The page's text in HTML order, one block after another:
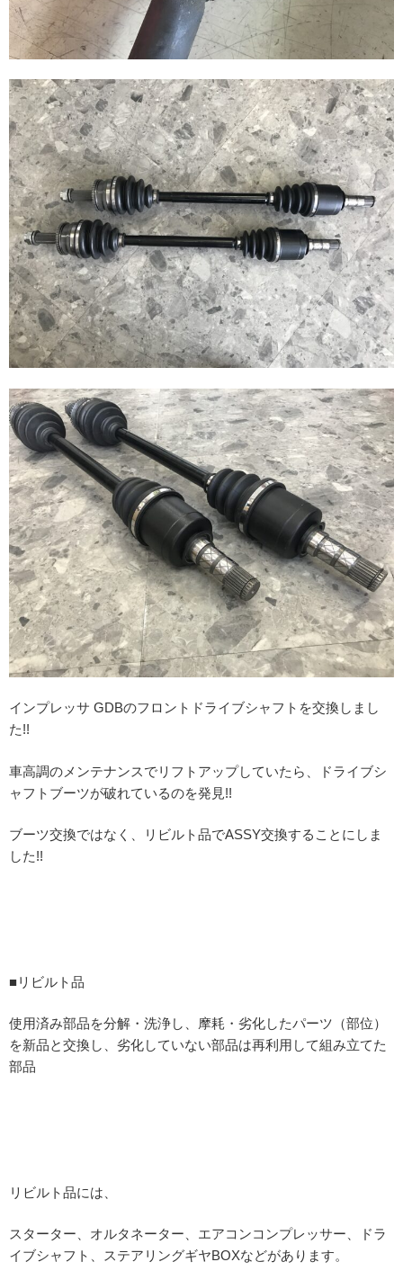
インプレッサ GDBのフロントドライブシャフトを交換しまし
た!!
車高調のメンテナンスでリフトアップしていたら、ドライブシ
ャフトブーツが破れているのを発見!!
ブーツ交換ではなく、リビルト品でASSY交換することにしま
した!!
■リビルト品
使用済み部品を分解・洗浄し、摩耗・劣化したパーツ（部位）
を新品と交換し、劣化していない部品は再利用して組み立てた
部品
リビルト品には、
スターター、オルタネーター、エアコンコンプレッサー、ドラ
イブシャフト、ステアリングギヤBOXなどがあります。